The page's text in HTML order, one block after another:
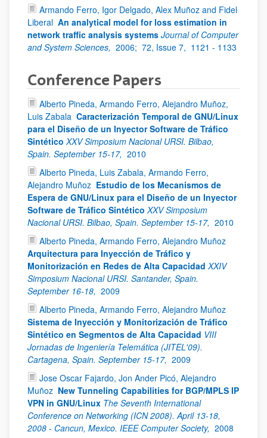
Armando Ferro, Igor Delgado, Alex Muñoz and Fidel
Liberal An analytical model for loss estimation in
network traffic analysis systems Journal of Computer
and System Sciences, 2006; 72, Issue 7, 1121 - 1133
Conference Papers
Alberto Pineda, Armando Ferro, Alejandro Muñoz,
Luis Zabala Caracterización Temporal de GNU/Linux
para el Diseño de un Inyector Software de Tráfico
Sintético XXV Simposium Nacional URSI. Bilbao,
Spain. September 15-17, 2010
Alberto Pineda, Luis Zabala, Armando Ferro,
Alejandro Muñoz Estudio de los Mecanismos de
Espera de GNU/Linux para el Diseño de un Inyector
Software de Tráfico Sintético XXV Simposium
Nacional URSI. Bilbao, Spain. September 15-17, 2010
Alberto Pineda, Armando Ferro, Alejandro Muñoz
Arquitectura para Inyección de Tráfico y
Monitorización en Redes de Alta Capacidad XXIV
Simposium Nacional URSI. Santander, Spain.
September 16-18, 2009
Alberto Pineda, Armando Ferro, Alejandro Muñoz
Sistema de Inyección y Monitorización de Tráfico
Sintético en Segmentos de Alta Capacidad VIII
Jornadas de Ingeniería Telemática (JITEL'09).
Cartagena, Spain. September 15-17, 2009
Jose Oscar Fajardo, Jon Ander Picó, Alejandro
Muñoz New Tunneling Capabilities for BGP/MPLS IP
VPN in GNU/Linux The Seventh International
Conference on Networking (ICN 2008). April 13-18,
2008 - Cancun, Mexico. IEEE Computer Society, 2008